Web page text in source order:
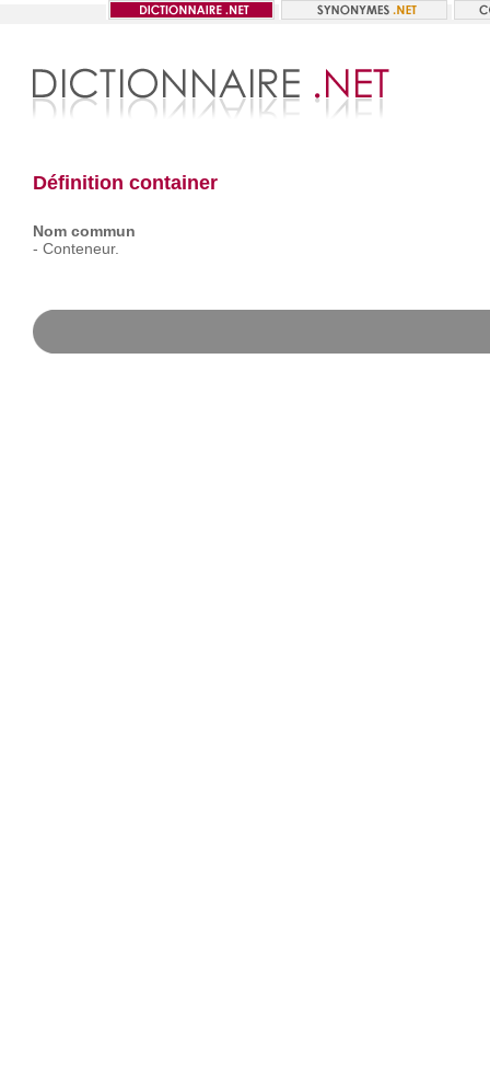
Définition container
Nom commun
- Conteneur.